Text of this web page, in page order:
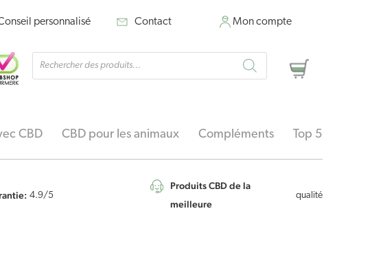
personnalisé Contact Mon compte
Recherche
de
produits
Panier
CBD CBD pour les animaux Compléments Top 5
4.9/5
Produits CBD de la
meilleure
qualité